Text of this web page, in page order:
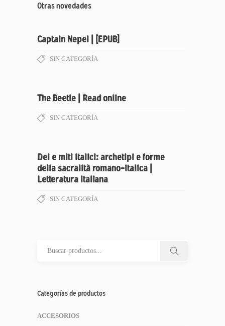
Otras novedades
Captain Nepel | [EPUB]
SIN CATEGORÍA
The Beetle | Read online
SIN CATEGORÍA
Dei e miti italici: archetipi e forme
della sacralità romano-italica |
Letteratura italiana
SIN CATEGORÍA
Categorías de productos
ACCESORIOS